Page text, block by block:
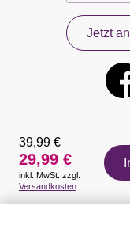
Jetzt
39,99 €
29,99 €
inkl. MwSt. zzgl.
Versandkosten